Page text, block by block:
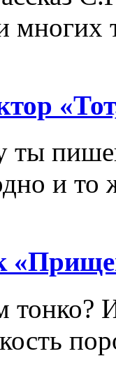
многих
ты
и то
тонко?